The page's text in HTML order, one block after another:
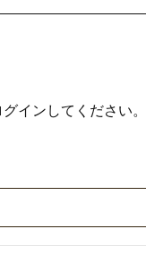
インしてください。